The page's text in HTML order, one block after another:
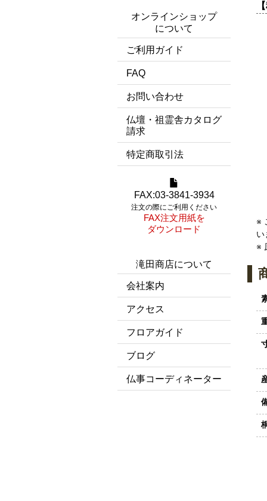
※
い
※
オンラインショップ
について
ご利用ガイド
FAQ
お問い合わせ
仏壇・祖霊舎カタログ
請求
特定商取引法
FAX:03-3841-3934
注文の際にご利用ください
FAX注文用紙を
ダウンロード
滝田商店について
会社案内
アクセス
フロアガイド
ブログ
仏事コーディネーター